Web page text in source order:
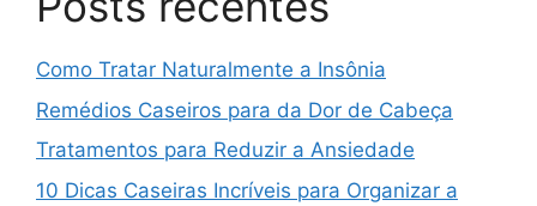
Como Tratar Naturalmente a Insônia
Remédios Caseiros para da Dor de Cabeça
Tratamentos para Reduzir a Ansiedade
10 Dicas Caseiras Incríveis para Organizar a